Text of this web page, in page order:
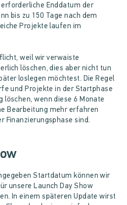
Enddatum der
bis zu 150 Tage nach dem
Projekte laufen im
weil wir verwaiste
löschen, dies aber nicht tun
loslegen möchtest. Die Regel
und Projekte in der Startphase
löschen, wenn diese 6 Monate
Bearbeitung mehr erfahren
Finanzierungsphase sind.
Startdatum können wir
unsere Launch Day Show
In einem späteren Update wirst